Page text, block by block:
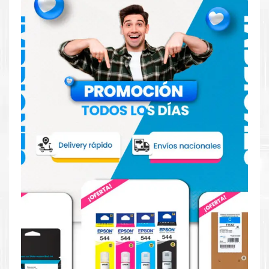
Hecho para ser confiable
Confíe en el rendimiento, tanto si imprime en blanco y
negro como en color.
Hecho para ser fácil de usar
Simple y fácil de usar.